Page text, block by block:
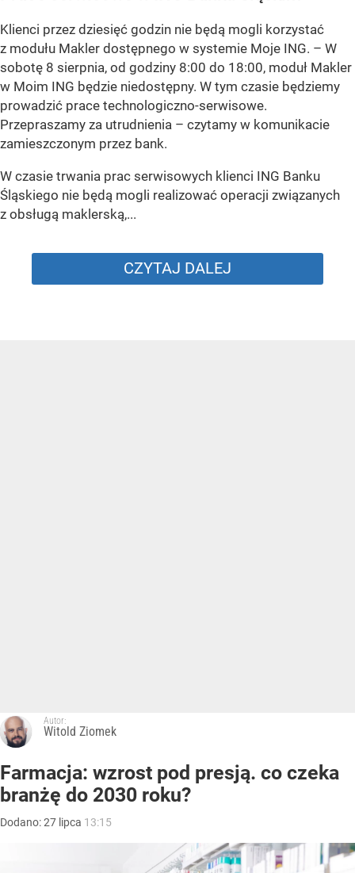
Klienci przez dziesięć godzin nie będą mogli korzystać
z modułu Makler dostępnego w systemie Moje ING. – W
sobotę 8 sierpnia, od godziny 8:00 do 18:00, moduł Makler
w Moim ING będzie niedostępny. W tym czasie będziemy
prowadzić prace technologiczno-serwisowe.
Przepraszamy za utrudnienia – czytamy w komunikacie
zamieszczonym przez bank.
W czasie trwania prac serwisowych klienci ING Banku
Śląskiego nie będą mogli realizować operacji związanych
z obsługą maklerską,...
CZYTAJ DALEJ
Autor:
Witold Ziomek
Farmacja: wzrost pod presją. co czeka
branżę do 2030 roku?
Dodano:27 lipca 13:15